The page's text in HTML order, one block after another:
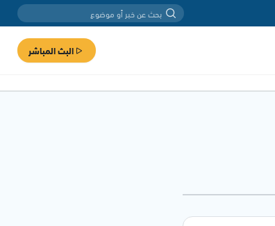
البث المباشر